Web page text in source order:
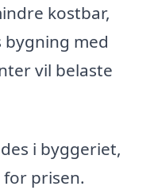
kostbar,
bygning med
vil belaste
i byggeriet,
prisen.